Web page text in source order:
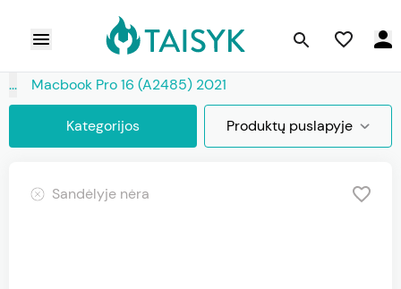
... Macbook Pro 16 (A2485) 2021
Kategorijos Produktų puslapyje
Sandėlyje nėra